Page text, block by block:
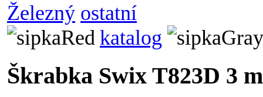
Železný ostatní
katalog
Škrabka Swix T823D 3